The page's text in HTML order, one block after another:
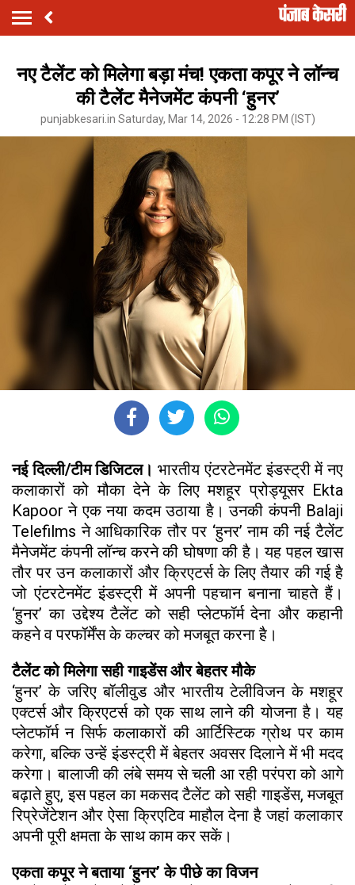
नए टैलेंट को मिलेगा बड़ा मंच! एकता कपूर ने लॉन्च
की टैलेंट मैनेजमेंट कंपनी ‘हुनर’
punjabkesari.in Saturday, Mar 14, 2026 - 12:28 PM (IST)
नई दिल्ली/टीम डिजिटल।भारतीय एंटरटेनमेंट इंडस्ट्री में नए
कलाकारों को मौका देने के लिए मशहूर प्रोड्यूसर Ekta
Kapoor ने एक नया कदम उठाया है। उनकी कंपनी Balaji
Telefilms ने आधिकारिक तौर पर ‘हुनर’ नाम की नई टैलेंट
मैनेजमेंट कंपनी लॉन्च करने की घोषणा की है। यह पहल खास
तौर पर उन कलाकारों और क्रिएटर्स के लिए तैयार की गई है
जो एंटरटेनमेंट इंडस्ट्री में अपनी पहचान बनाना चाहते हैं।
‘हुनर’ का उद्देश्य टैलेंट को सही प्लेटफॉर्म देना और कहानी
कहने व परफॉर्मेंस के कल्चर को मजबूत करना है।
टैलेंट को मिलेगा सही गाइडेंस और बेहतर मौके
‘हुनर’ के जरिए बॉलीवुड और भारतीय टेलीविजन के मशहूर
एक्टर्स और क्रिएटर्स को एक साथ लाने की योजना है। यह
प्लेटफॉर्म न सिर्फ कलाकारों की आर्टिस्टिक ग्रोथ पर काम
करेगा, बल्कि उन्हें इंडस्ट्री में बेहतर अवसर दिलाने में भी मदद
करेगा। बालाजी की लंबे समय से चली आ रही परंपरा को आगे
बढ़ाते हुए, इस पहल का मकसद टैलेंट को सही गाइडेंस, मजबूत
रिप्रेजेंटेशन और ऐसा क्रिएटिव माहौल देना है जहां कलाकार
अपनी पूरी क्षमता के साथ काम कर सकें।
एकता कपूर ने बताया ‘हुनर’ के पीछे का विजन